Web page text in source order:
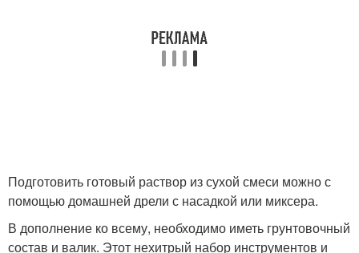
Подготовить готовый раствор из сухой смеси можно с
помощью домашней дрели с насадкой или миксера.
В дополнение ко всему, необходимо иметь грунтовочный
состав и валик. Этот нехитрый набор инструментов и